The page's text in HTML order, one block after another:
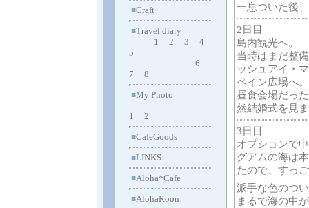
■Craft
■Travel diary
1
2 3
4
5
6
7
8
■My Photo
1 2
■CafeGoods
■LINKS
■Aloha*Cafe
■AlohaRoon
一息ついた後
2日目
島内観光へ。
当時はまだ整
ッシュアイ・
ペイン広場へ。
昼食会場だった
然結婚式を見
3日目
オプションで
グアムの海は
たので、すっ
派手な色のつ
まるで海の中